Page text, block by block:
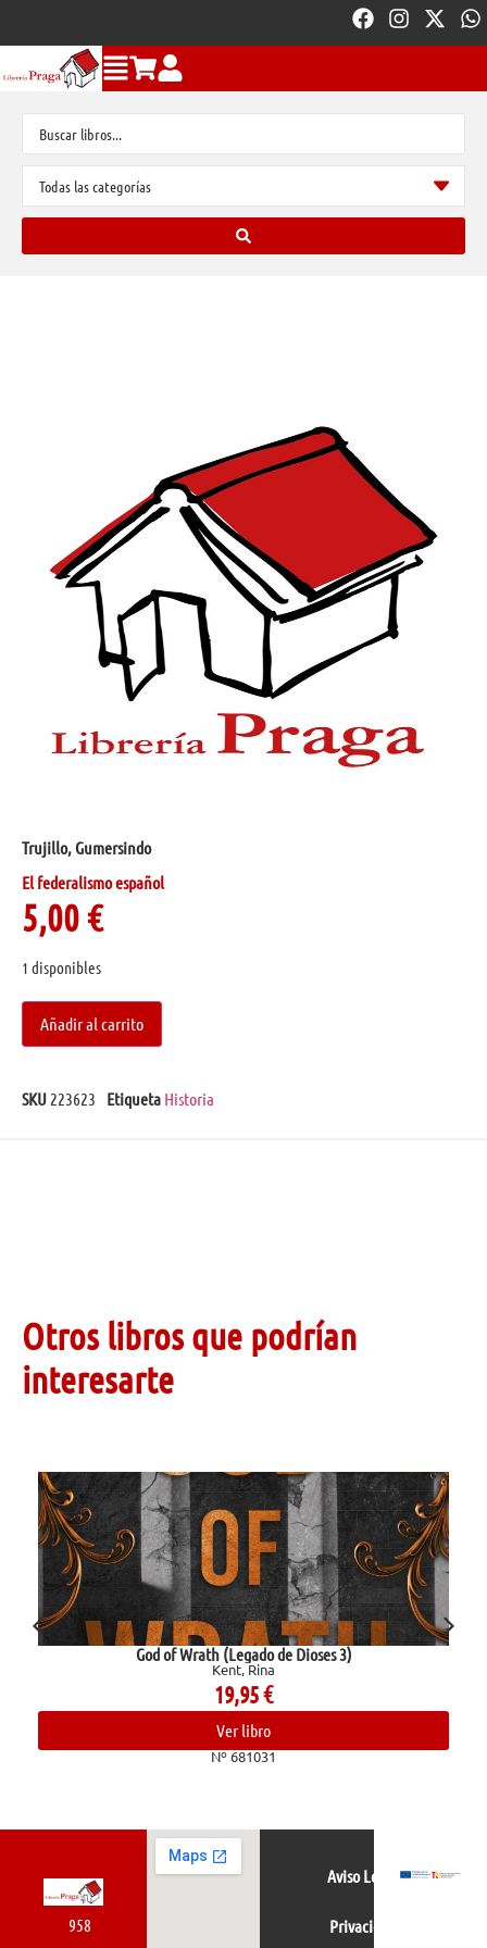
Trujillo, Gumersindo
El federalismo español
5,00€
1 disponibles
Añadir al carrito
SKU 223623 Etiqueta Historia
Otros libros que podrían
interesarte
God of Wrath (Legado de Dioses 3)
Kent, Rina
19,95€
Ver libro
Nº 681031
958
Aviso Legal
Privacidad